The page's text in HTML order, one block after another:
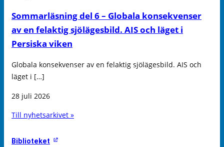
Sommarläsning del 6 – Globala konsekvenser
av en felaktig sjölägesbild. AIS och läget i
Persiska viken
Globala konsekvenser av en felaktig sjölägesbild. AIS och
läget i […]
28 juli 2026
Till nyhetsarkivet »
Biblioteket